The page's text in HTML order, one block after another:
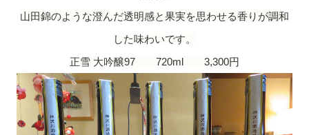
山田錦のような澄んだ透明感と果実を思わせる香りが調和
した味わいです。
正雪 大吟醸97 720ml 3,300円